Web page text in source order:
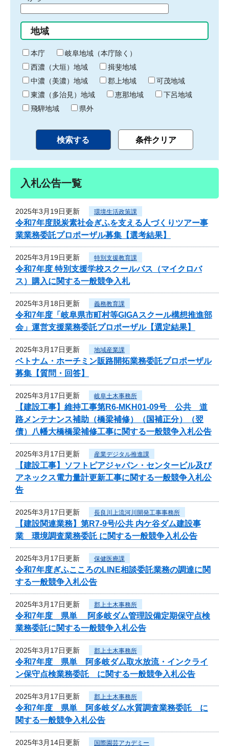
始
り
間
終
わ
り
地域
本庁
岐阜地域（本庁除く）
西濃（大垣）地域
揖斐地域
中濃（美濃）地域
郡上地域
可茂地域
東濃（多治見）地域
恵那地域
下呂地域
飛騨地域
県外
入札公告一覧
2025年3月19日更新 環境生活政策課
令和7年度脱炭素社会ぎふを支える人づくりツアー事
業業務委託プロポーザル募集【選考結果】
2025年3月19日更新 特別支援教育課
令和7年度 特別支援学校スクールバス（マイクロバ
ス）購入に関する一般競争入札
2025年3月18日更新 義務教育課
令和7年度「岐阜県市町村等GIGAスクール構想推進部
会」運営支援業務委託プロポーザル【選定結果】
2025年3月17日更新 地域産業課
ベトナム・ホーチミン販路開拓業務委託プロポーザル
募集【質問・回答】
2025年3月17日更新 岐阜土木事務所
【建設工事】維持工事第R6-MKH01-09号 公共 道
路メンテナンス補助（橋梁補修）（国補正分）（翌
債）八幡大橋橋梁補修工事に関する一般競争入札公告
2025年3月17日更新 産業デジタル推進課
【建設工事】ソフトピアジャパン・センタービル及び
アネックス電力量計更新工事に関する一般競争入札公
告
2025年3月17日更新 長良川上流河川開発工事事務所
【建設関連業務】第R7-9号/公共 内ケ谷ダム建設事
業 環境調査業務委託 に関する一般競争入札公告
2025年3月17日更新 保健医療課
令和7年度ぎふこころのLINE相談委託業務の調達に関
する一般競争入札公告
2025年3月17日更新 郡上土木事務所
令和7年度 県単 阿多岐ダム管理設備定期保守点検
業務委託に関する一般競争入札公告
2025年3月17日更新 郡上土木事務所
令和7年度 県単 阿多岐ダム取水放流・インクライ
ン保守点検業務委託 に関する一般競争入札公告
2025年3月17日更新 郡上土木事務所
令和7年度 県単 阿多岐ダム水質調査業務委託 に
関する一般競争入札公告
2025年3月14日更新 国際園芸アカデミー